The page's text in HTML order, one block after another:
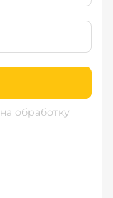
на обработку